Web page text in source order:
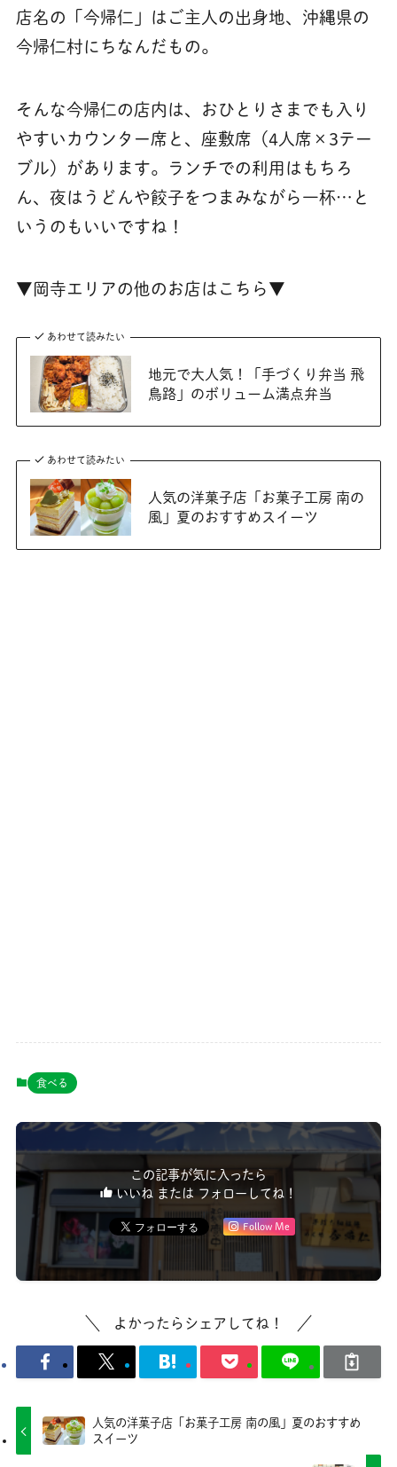
店名の「今帰仁」はご主人の出身地、沖縄県の
今帰仁村にちなんだもの。
そんな今帰仁の店内は、おひとりさまでも入り
やすいカウンター席と、座敷席（4人席×3テー
ブル）があります。ランチでの利用はもちろ
ん、夜はうどんや餃子をつまみながら一杯…と
いうのもいいですね！
▼岡寺エリアの他のお店はこちら▼
あわせて読みたい
地元で大人気！「手づくり弁当 飛
鳥路」のボリューム満点弁当
あわせて読みたい
人気の洋菓子店「お菓子工房 南の
風」夏のおすすめスイーツ
食べる
この記事が気に入ったら
いいね または フォローしてね！
Follow Me
よかったらシェアしてね！
人気の洋菓子店「お菓子工房 南の風」夏のおすすめ
スイーツ